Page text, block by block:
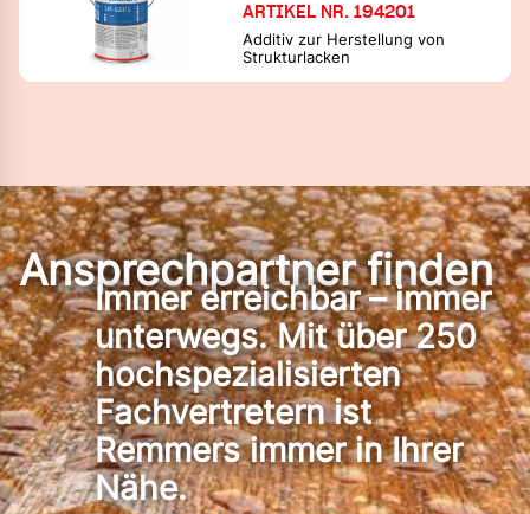
ARTIKEL NR. 194201
Additiv zur Herstellung von
Strukturlacken
Ansprechpartner finden
Immer erreichbar – immer
unterwegs. Mit über 250
hochspezialisierten
Fachvertretern ist
Remmers immer in Ihrer
Nähe.